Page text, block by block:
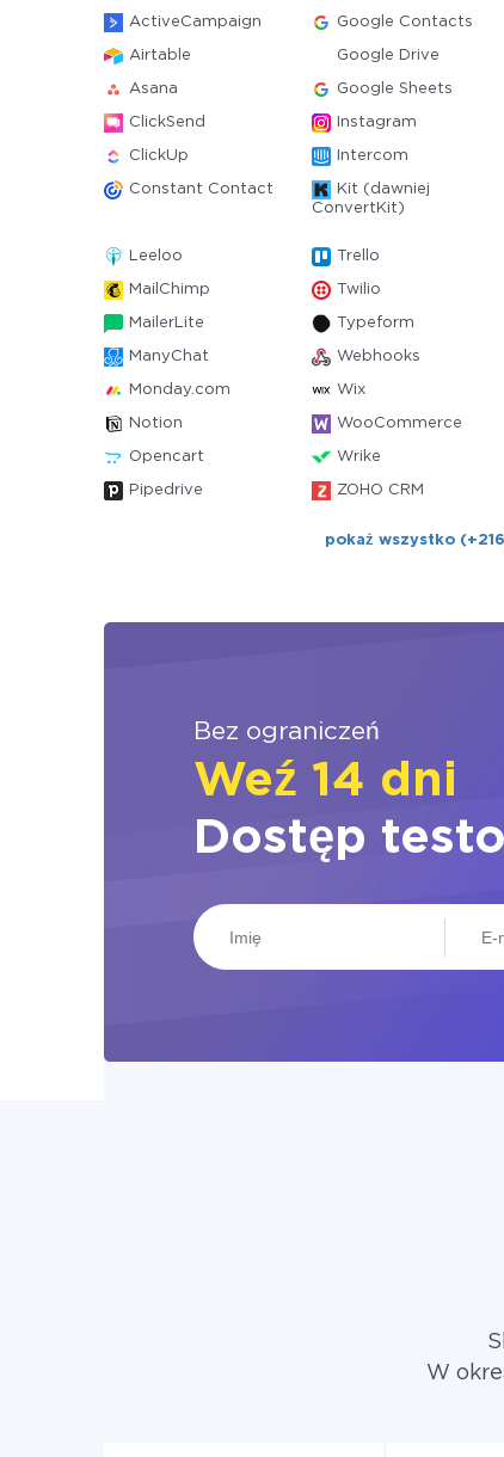
ActiveCampaign Google Contacts
Airtable Google Drive
Asana Google Sheets
ClickSend Instagram
ClickUp Intercom
Constant Contact
Kit (dawniej
ConvertKit)
Leeloo Trello
MailChimp Twilio
MailerLite Typeform
ManyChat Webhooks
Monday.com Wix
Notion WooCommerce
Opencart Wrike
Pipedrive ZOHO CRM
pokaż wszystko
Bez ograniczeń
Weź 14 dni
Dostęp
W